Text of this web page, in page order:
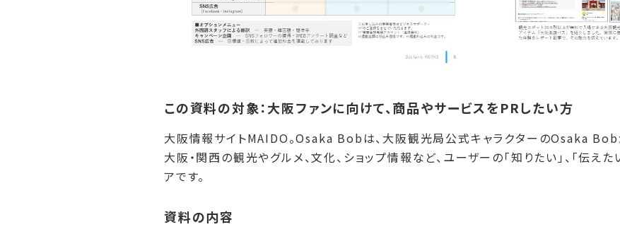
この資料の対象：大阪ファンに向けて、商品やサービスをPRしたい方
大阪情報サイトMAIDO。Osaka Bobは、大阪観光局公式キャラクターのOsaka Bob
大阪・関西の観光やグルメ、文化、ショップ情報など、ユーザーの「知りたい」、「伝え
アです。
資料の内容